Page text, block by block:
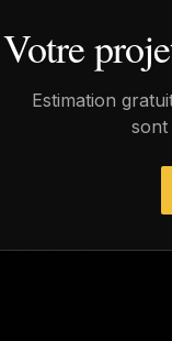
Votre
Estimation